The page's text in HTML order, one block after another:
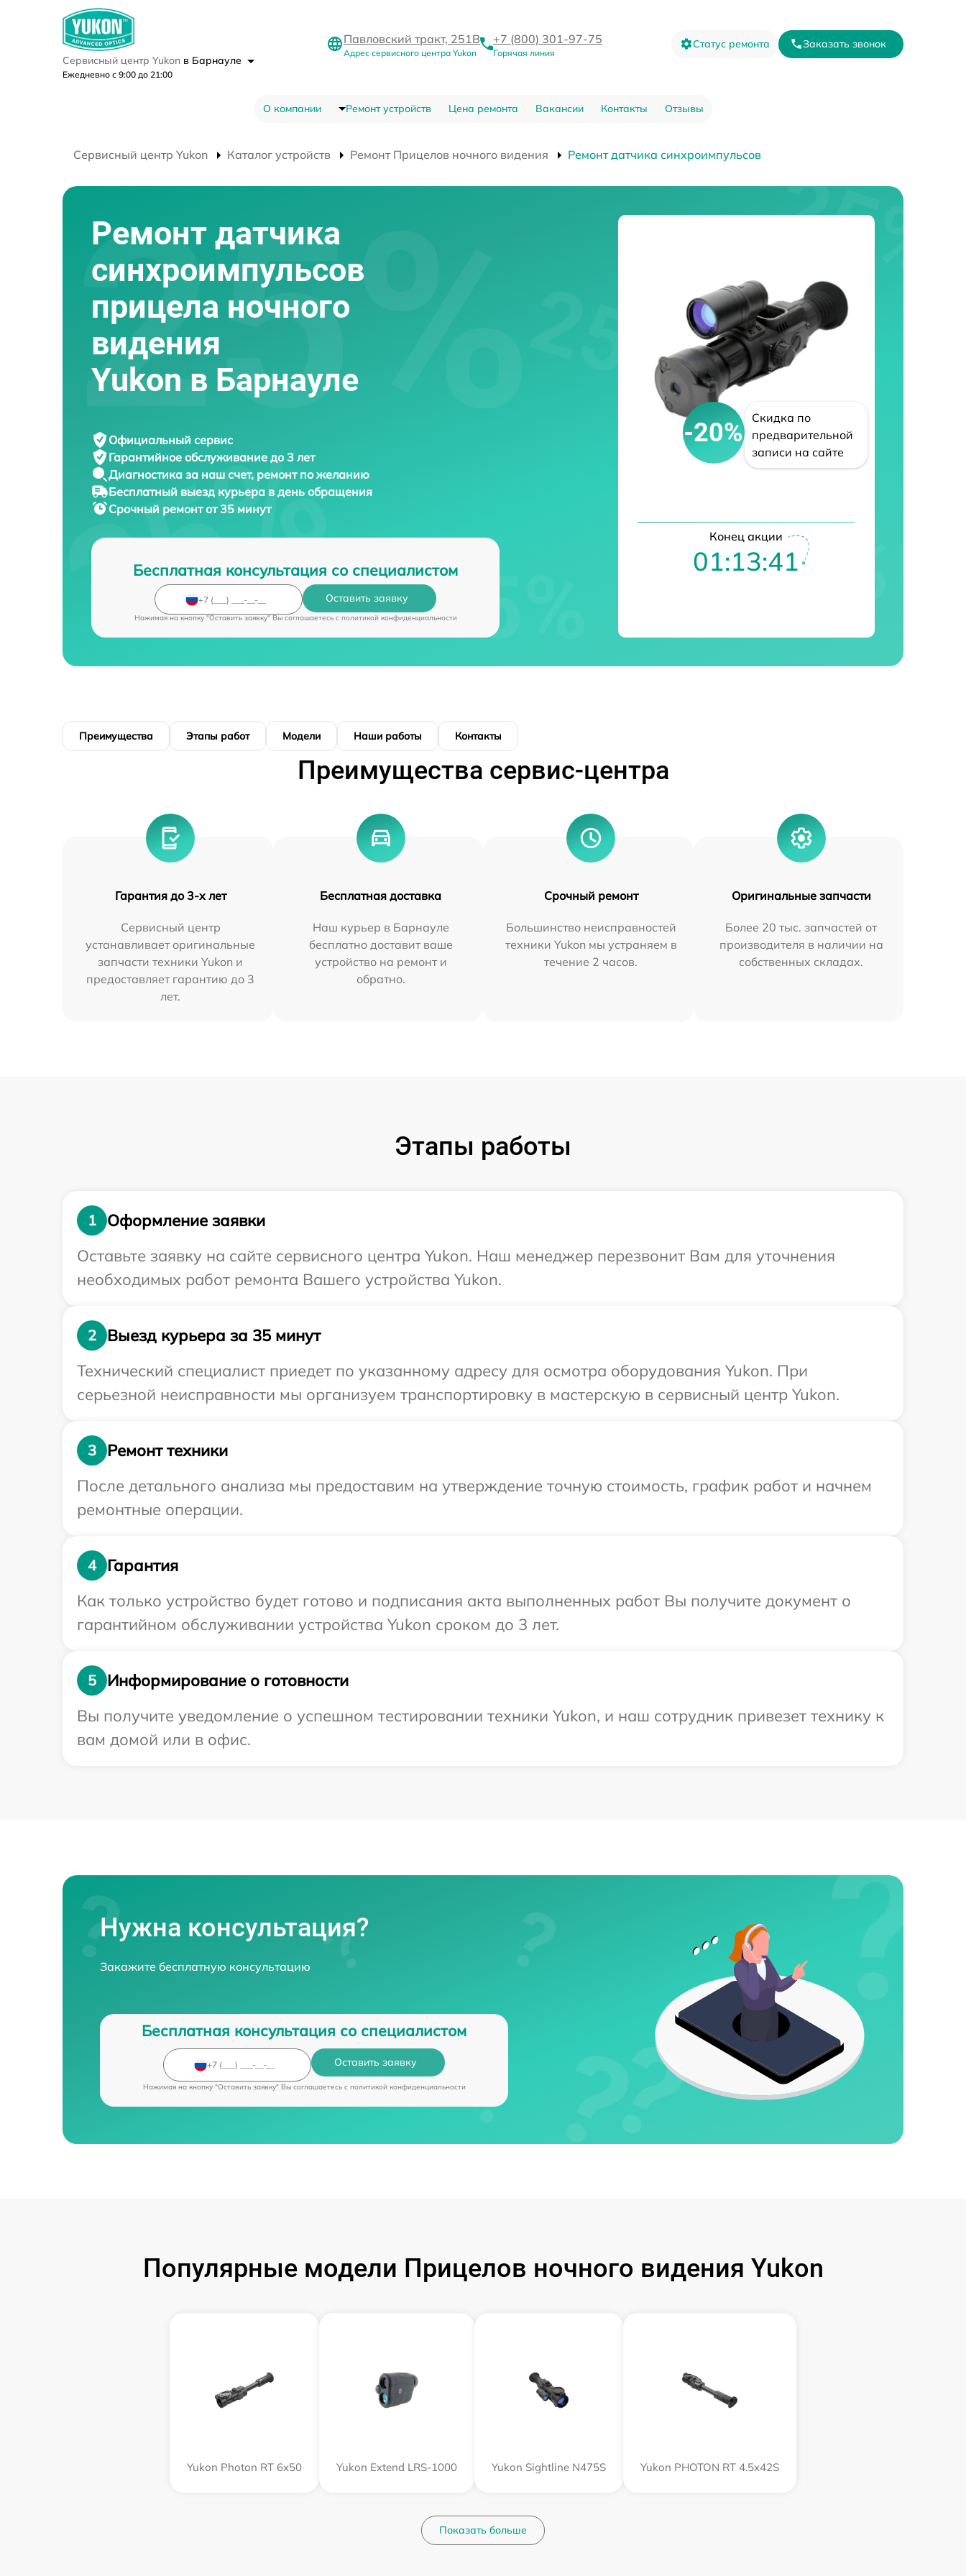
Сервисный центр Yukon в Барнауле
Ежедневно с 9:00 до 21:00
Павловский тракт, 251В
Адрес сервисного центра Yukon
+7 (800) 301-97-75
Горячая линия
Статус ремонта Заказать звонок
О компании Ремонт устройств Цена ремонта Вакансии Контакты Отзывы
Сервисный центр Yukon Каталог устройств Ремонт Прицелов ночного видения Ремонт датчика синхроимпульсов
Ремонт датчика
синхроимпульсов
прицела ночного
видения
Yukon в Барнауле
Официальный сервис
Гарантийное обслуживание до 3 лет
Диагностика за наш счет, ремонт по желанию
Бесплатный выезд курьера в день обращения
Срочный ремонтот 35 минут
Бесплатная консультация со специалистом
Оставить заявку
Нажимая на кнопку "Оставить заявку" Вы соглашаетесь c политикой конфиденциальности
-20%
Скидка по
предварительной
записи на сайте
Конец акции
01:13:40
Преимущества Этапы работ Модели Наши работы Контакты
Преимущества сервис-центра
Гарантия до 3-х лет
Сервисный центр
устанавливает оригинальные
запчасти техники Yukon и
предоставляет гарантию до 3
лет.
Бесплатная доставка
Наш курьер в Барнауле
бесплатно доставит ваше
устройство на ремонт и
обратно.
Срочный ремонт
Большинство неисправностей
техники Yukon мы устраняем в
течение 2 часов.
Оригинальные запчасти
Более 20 тыс. запчастей от
производителя в наличии на
собственных складах.
Этапы работы
1
Оформление заявки
Оставьте заявку на сайте сервисного центра Yukon. Наш менеджер перезвонит Вам для уточнения
необходимых работ ремонта Вашего устройства Yukon.
2
Выезд курьера за 35 минут
Технический специалист приедет по указанному адресу для осмотра оборудования Yukon. При
серьезной неисправности мы организуем транспортировку в мастерскую в сервисный центр Yukon.
3
Ремонт техники
После детального анализа мы предоставим на утверждение точную стоимость, график работ и начнем
ремонтные операции.
4
Гарантия
Как только устройство будет готово и подписания акта выполненных работ Вы получите документ о
гарантийном обслуживании устройства Yukon сроком до 3 лет.
5
Информирование о готовности
Вы получите уведомление о успешном тестировании техники Yukon, и наш сотрудник привезет технику к
вам домой или в офис.
Нужна консультация?
Закажите бесплатную консультацию
Бесплатная консультация со специалистом
Оставить заявку
Нажимая на кнопку "Оставить заявку" Вы соглашаетесь c политикой конфиденциальности
Популярные модели Прицелов ночного видения Yukon
Yukon Photon RT 6х50 Yukon Extend LRS-1000 Yukon Sightline N475S Yukon PHOTON RT 4.5x42S
Показать больше